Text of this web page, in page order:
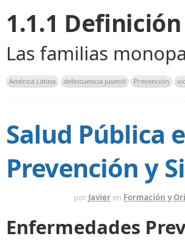
1.1.1 Definición
Las familias
América Latina delincuencia juvenil Prevención
Salud Pública
Prevención y
por Javier en Formación y
Enfermedades